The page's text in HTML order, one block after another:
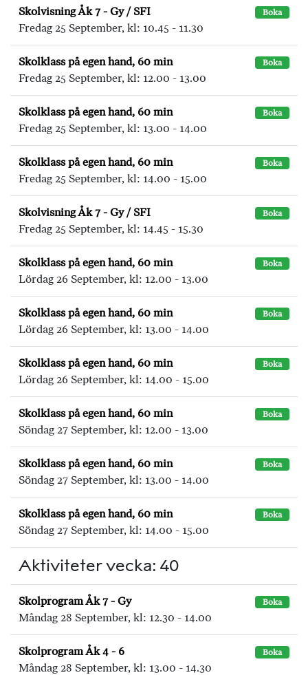
Skolvisning Åk 7 - Gy / SFI Boka
Fredag 25 September, kl: 10.45 - 11.30
Skolklass på egen hand, 60 min Boka
Fredag 25 September, kl: 12.00 - 13.00
Skolklass på egen hand, 60 min Boka
Fredag 25 September, kl: 13.00 - 14.00
Skolklass på egen hand, 60 min Boka
Fredag 25 September, kl: 14.00 - 15.00
Skolvisning Åk 7 - Gy / SFI Boka
Fredag 25 September, kl: 14.45 - 15.30
Skolklass på egen hand, 60 min Boka
Lördag 26 September, kl: 12.00 - 13.00
Skolklass på egen hand, 60 min Boka
Lördag 26 September, kl: 13.00 - 14.00
Skolklass på egen hand, 60 min Boka
Lördag 26 September, kl: 14.00 - 15.00
Skolklass på egen hand, 60 min Boka
Söndag 27 September, kl: 12.00 - 13.00
Skolklass på egen hand, 60 min Boka
Söndag 27 September, kl: 13.00 - 14.00
Skolklass på egen hand, 60 min Boka
Söndag 27 September, kl: 14.00 - 15.00
Aktiviteter vecka: 40
Skolprogram Åk 7 - Gy Boka
Måndag 28 September, kl: 12.30 - 14.00
Skolprogram Åk 4 - 6 Boka
Måndag 28 September, kl: 13.00 - 14.30